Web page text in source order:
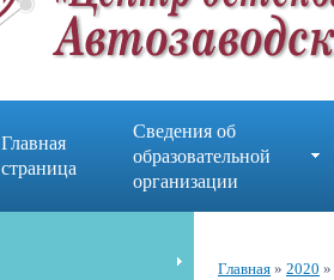
Главная
страница
Сведения об
образовательной
организации
Главная » 2020 »